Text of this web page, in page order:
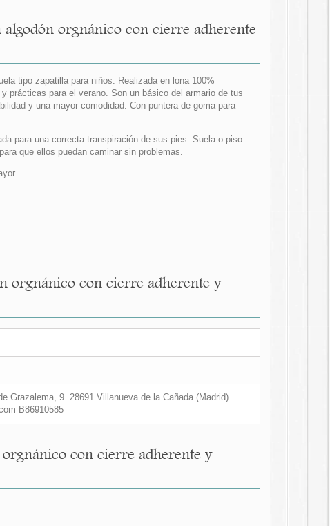
orgnánico con cierre adherente
tipo zapatilla para niños. Realizada en lona 100%
prácticas para el verano. Son un básico del armario de tus
y una mayor comodidad. Con puntera de goma para
para una correcta transpiración de sus pies. Suela o piso
que ellos puedan caminar sin problemas.
orgnánico con cierre adherente y
Grazalema, 9. 28691 Villanueva de la Cañada (Madrid)
B86910585
con cierre adherente y